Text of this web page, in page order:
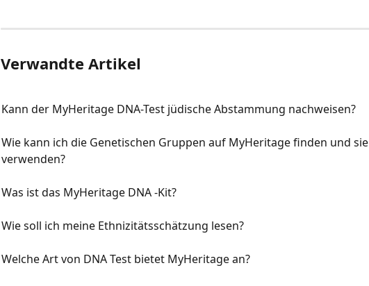
Verwandte Artikel
Kann der MyHeritage DNA-Test jüdische Abstammung nachweisen?
Wie kann ich die Genetischen Gruppen auf MyHeritage finden und sie
verwenden?
Was ist das MyHeritage DNA -Kit?
Wie soll ich meine Ethnizitätsschätzung lesen?
Welche Art von DNA Test bietet MyHeritage an?